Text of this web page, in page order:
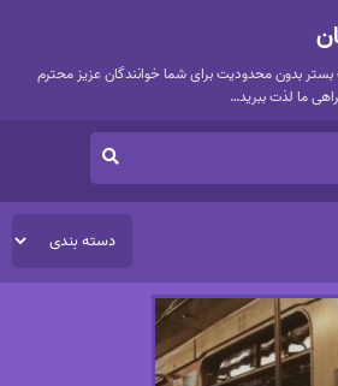
بدون محدودیت برای شما خوانندگان عزیز محترم
ما لذت ببرید…